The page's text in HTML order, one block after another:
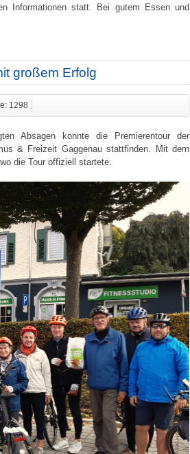
Informationen statt. Bei gutem Essen und
großem Erfolg
1298
Absagen konnte die Premierentour der
& Freizeit Gaggenau stattfinden. Mit dem
die Tour offiziell startete.